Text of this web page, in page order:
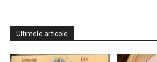
Ultimele articole